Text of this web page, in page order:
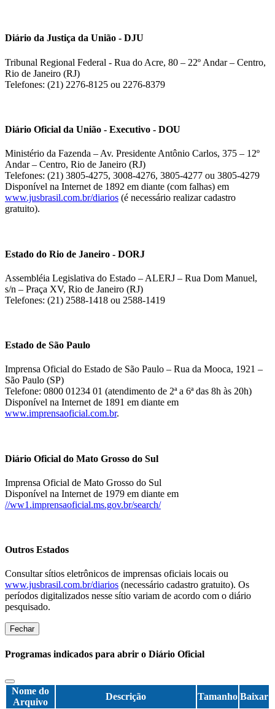
Diário da Justiça da União - DJU
Tribunal Regional Federal - Rua do Acre, 80 – 22º Andar – Centro,
Rio de Janeiro (RJ)
Telefones: (21) 2276-8125 ou 2276-8379
Diário Oficial da União - Executivo - DOU
Ministério da Fazenda – Av. Presidente Antônio Carlos, 375 – 12º
Andar – Centro, Rio de Janeiro (RJ)
Telefones: (21) 3805-4275, 3008-4276, 3805-4277 ou 3805-4279
Disponível na Internet de 1892 em diante (com falhas) em
www.jusbrasil.com.br/diarios (é necessário realizar cadastro
gratuito).
Estado do Rio de Janeiro - DORJ
Assembléia Legislativa do Estado – ALERJ – Rua Dom Manuel,
s/n – Praça XV, Rio de Janeiro (RJ)
Telefones: (21) 2588-1418 ou 2588-1419
Estado de São Paulo
Imprensa Oficial do Estado de São Paulo – Rua da Mooca, 1921 –
São Paulo (SP)
Telefone: 0800 01234 01 (atendimento de 2ª a 6ª das 8h às 20h)
Disponível na Internet de 1891 em diante em
www.imprensaoficial.com.br.
Diário Oficial do Mato Grosso do Sul
Imprensa Oficial de Mato Grosso do Sul
Disponível na Internet de 1979 em diante em
//ww1.imprensaoficial.ms.gov.br/search/
Outros Estados
Consultar sítios eletrônicos de imprensas oficiais locais ou
www.jusbrasil.com.br/diarios (necessário cadastro gratuito). Os
períodos digitalizados nesse sítio variam de acordo com o diário
pesquisado.
Fechar
Programas indicados para abrir o Diário Oficial
Nome do
Arquivo
Descrição Tamanho Baixar